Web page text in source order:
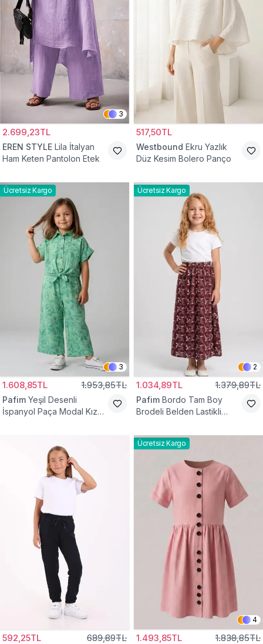
3
2.699,23TL
EREN STYLE Lila İtalyan
Ham Keten Pantolon Etek
517,50TL
Westbound Ekru Yazlık
Düz Kesim Bolero Panço
Ücretsiz Kargo
3
1.608,85TL 1.953,85TL
Pafim Yeşil Desenli
İspanyol Paça Modal Kız
Ücretsiz Kargo
2
1.034,89TL 1.379,89TL
Pafim Bordo Tam Boy
Brodeli Belden Lastikli
592,25TL 689,89TL
Ücretsiz Kargo
4
1.493,85TL 1.838,85TL